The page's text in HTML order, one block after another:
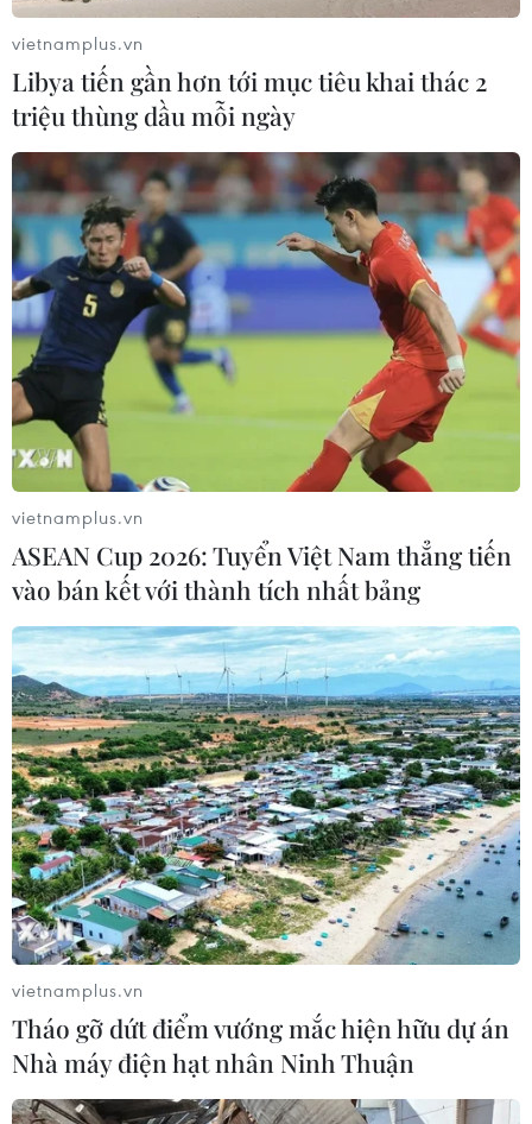
TIN CÙNG CHUYÊN MỤC
Cuộc tìm kiếm và vá lại những 'trái
tim lỗi '
07/08/2026 04:03
Hà Nội cảnh báo về việc sử dụng tế
vietnamplus.vn
Libya tiến gần hơn tới mục tiêu khai thác 2
triệu thùng dầu mỗi ngày
vietnamplus.vn
ASEAN Cup 2026: Tuyển Việt Nam thẳng tiến
vào bán kết với thành tích nhất bảng
vietnamplus.vn
Tháo gỡ dứt điểm vướng mắc hiện hữu dự án
Nhà máy điện hạt nhân Ninh Thuận